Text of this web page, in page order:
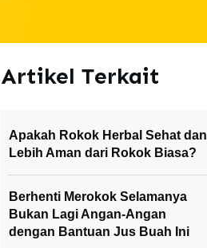
Artikel Terkait
Apakah Rokok Herbal Sehat dan
Lebih Aman dari Rokok Biasa?
Berhenti Merokok Selamanya
Bukan Lagi Angan-Angan
dengan Bantuan Jus Buah Ini